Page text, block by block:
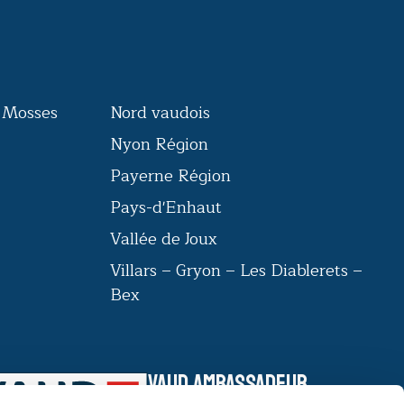
Nord vaudois
Nyon Région
Payerne Région
Pays-d'Enhaut
Vallée de Joux
Villars – Gryon – Les Diablerets –
Bex
VAUD AMBASSADEUR